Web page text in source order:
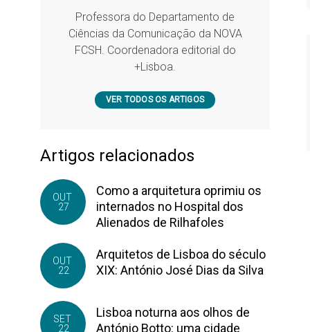
Professora do Departamento de
Ciências da Comunicação da NOVA
FCSH. Coordenadora editorial do
+Lisboa.
VER TODOS OS ARTIGOS
Artigos relacionados
OUT
27
Como a arquitetura oprimiu os
internados no Hospital dos
Alienados de Rilhafoles
OUT
22
Arquitetos de Lisboa do século
XIX: António José Dias da Silva
SET
22
Lisboa noturna aos olhos de
António Botto: uma cidade